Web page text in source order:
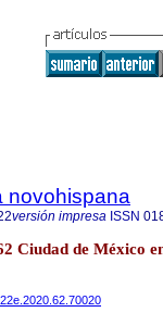
novohispana
versión impresa ISSN
Ciudad de México